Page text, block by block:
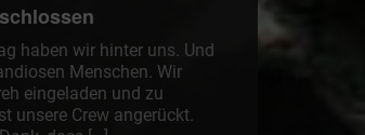
haben wir hinter uns. Und
Menschen. Wir
eingeladen und zu
unsere Crew angerückt.